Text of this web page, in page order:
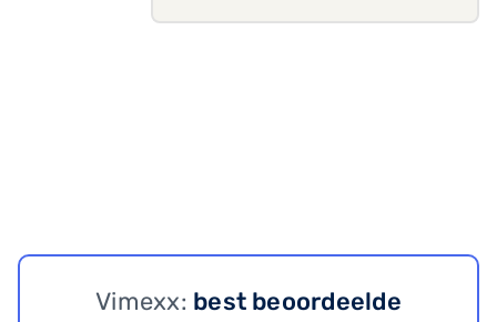
Vimexx: best beoordeelde